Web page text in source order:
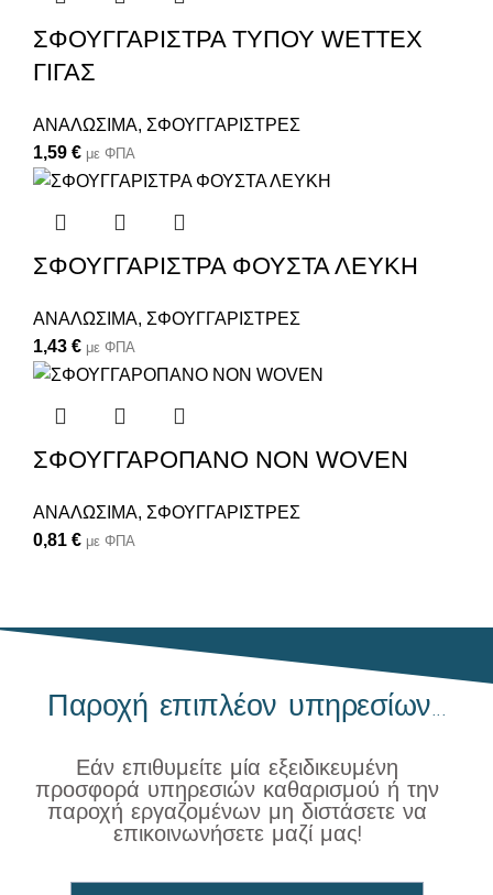
ΣΦΟΥΓΓΑΡΙΣΤΡΑ ΤΥΠΟΥ WETTEX
ΓΙΓΑΣ
ΑΝΑΛΩΣΙΜΑ, ΣΦΟΥΓΓΑΡΙΣΤΡΕΣ
1,59 € με ΦΠΑ
ΣΦΟΥΓΓΑΡΙΣΤΡΑ ΦΟΥΣΤΑ ΛΕΥΚΗ
ΑΝΑΛΩΣΙΜΑ, ΣΦΟΥΓΓΑΡΙΣΤΡΕΣ
1,43 € με ΦΠΑ
ΣΦΟΥΓΓΑΡΟΠΑΝΟ NON WOVEN
ΑΝΑΛΩΣΙΜΑ, ΣΦΟΥΓΓΑΡΙΣΤΡΕΣ
0,81 € με ΦΠΑ
Παροχή επιπλέον υπηρεσίων...
Εάν επιθυμείτε μία εξειδικευμένη
προσφορά υπηρεσιών καθαρισμού ή την
παροχή εργαζομένων μη διστάσετε να
επικοινωνήσετε μαζί μας!